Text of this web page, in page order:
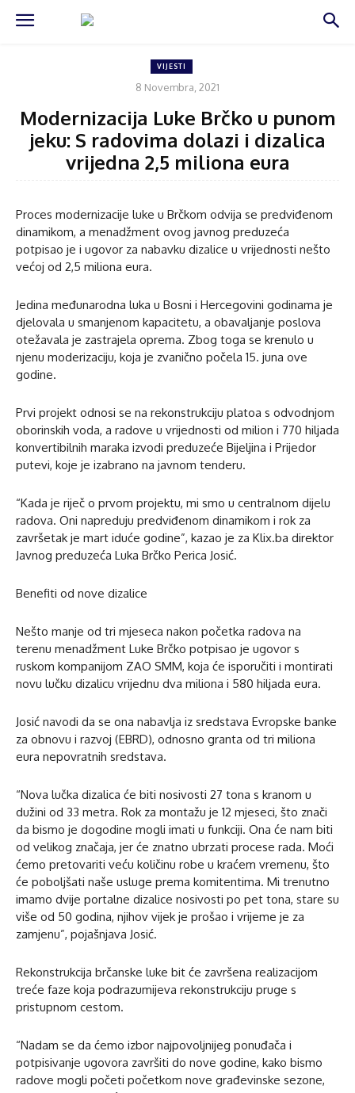
VIJESTI
8 Novembra, 2021
Modernizacija Luke Brčko u punom
jeku: S radovima dolazi i dizalica
vrijedna 2,5 miliona eura
Proces modernizacije luke u Brčkom odvija se predviđenom
dinamikom, a menadžment ovog javnog preduzeća
potpisao je i ugovor za nabavku dizalice u vrijednosti nešto
većoj od 2,5 miliona eura.
Jedina međunarodna luka u Bosni i Hercegovini godinama je
djelovala u smanjenom kapacitetu, a obavaljanje poslova
otežavala je zastrajela oprema. Zbog toga se krenulo u
njenu moderizaciju, koja je zvanično počela 15. juna ove
godine.
Prvi projekt odnosi se na rekonstrukciju platoa s odvodnjom
oborinskih voda, a radove u vrijednosti od milion i 770 hiljada
konvertibilnih maraka izvodi preduzeće Bijeljina i Prijedor
putevi, koje je izabrano na javnom tenderu.
“Kada je riječ o prvom projektu, mi smo u centralnom dijelu
radova. Oni napreduju predviđenom dinamikom i rok za
završetak je mart iduće godine”, kazao je za Klix.ba direktor
Javnog preduzeća Luka Brčko Perica Josić.
Benefiti od nove dizalice
Nešto manje od tri mjeseca nakon početka radova na
terenu menadžment Luke Brčko potpisao je ugovor s
ruskom kompanijom ZAO SMM, koja će isporučiti i montirati
novu lučku dizalicu vrijednu dva miliona i 580 hiljada eura.
Josić navodi da se ona nabavlja iz sredstava Evropske banke
za obnovu i razvoj (EBRD), odnosno granta od tri miliona
eura nepovratnih sredstava.
“Nova lučka dizalica će biti nosivosti 27 tona s kranom u
dužini od 33 metra. Rok za montažu je 12 mjeseci, što znači
da bismo je dogodine mogli imati u funkciji. Ona će nam biti
od velikog značaja, jer će znatno ubrzati procese rada. Moći
ćemo pretovariti veću količinu robe u kraćem vremenu, što
će poboljšati naše usluge prema komitentima. Mi trenutno
imamo dvije portalne dizalice nosivosti po pet tona, stare su
više od 50 godina, njihov vijek je prošao i vrijeme je za
zamjenu”, pojašnjava Josić.
Rekonstrukcija brčanske luke bit će završena realizacijom
treće faze koja podrazumijeva rekonstrukciju pruge s
pristupnom cestom.
“Nadam se da ćemo izbor najpovoljnijeg ponuđača i
potpisivanje ugovora završiti do nove godine, kako bismo
radove mogli početi početkom nove građevinske sezone,